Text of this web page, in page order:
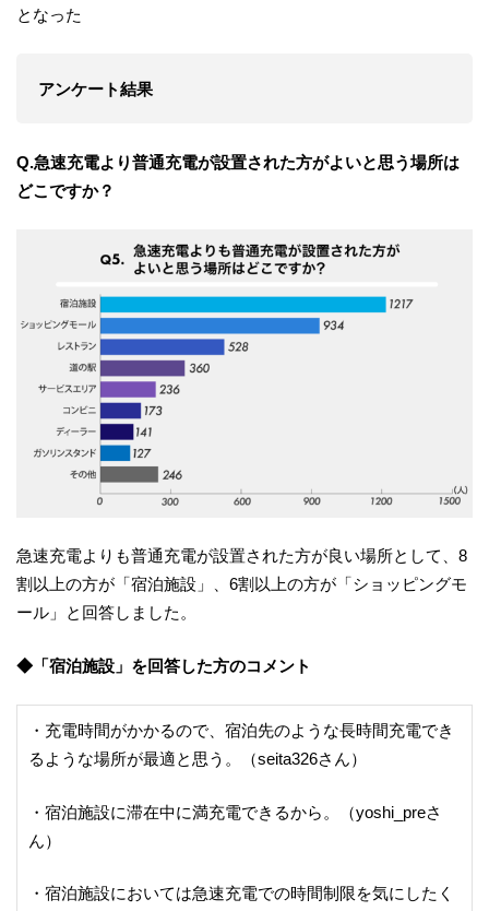
となった
アンケート結果
Q.急速充電より普通充電が設置された方がよいと思う場所は
どこですか？
急速充電よりも普通充電が設置された方が良い場所として、8
割以上の方が「宿泊施設」、6割以上の方が「ショッピングモ
ール」と回答しました。
◆「宿泊施設」を回答した方のコメント
・充電時間がかかるので、宿泊先のような長時間充電でき
るような場所が最適と思う。（seita326さん）
・宿泊施設に滞在中に満充電できるから。（yoshi_preさ
ん）
・宿泊施設においては急速充電での時間制限を気にしたく